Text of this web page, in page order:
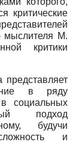
критические
мыслителя М.
критики
представляет
в ряду
социальных
подход
будучи
и